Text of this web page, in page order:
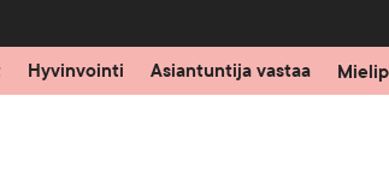
Hyvinvointi Asiantuntija vastaa